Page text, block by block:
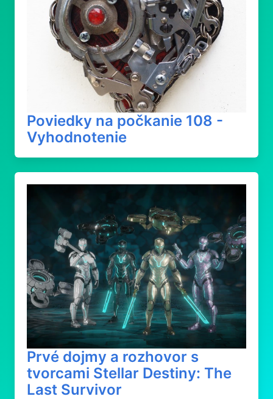
Poviedky na počkanie 108 -
Vyhodnotenie
Prvé dojmy a rozhovor s
tvorcami Stellar Destiny: The
Last Survivor